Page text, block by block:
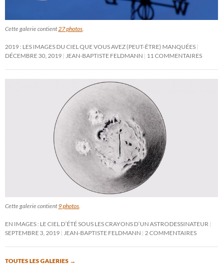
Cette galerie contient27 photos.
2019 : LES IMAGES DU CIEL QUE VOUS AVEZ (PEUT-ÊTRE) MANQUÉES
DÉCEMBRE 30, 2019 JEAN-BAPTISTE FELDMANN 11 COMMENTAIRES
Cette galerie contient 9 photos.
EN IMAGES : LE CIEL D’ÉTÉ SOUS LES CRAYONS D’UN ASTRODESSINATEUR
SEPTEMBRE 3, 2019 JEAN-BAPTISTE FELDMANN 2 COMMENTAIRES
TOUTES LES GALERIES →